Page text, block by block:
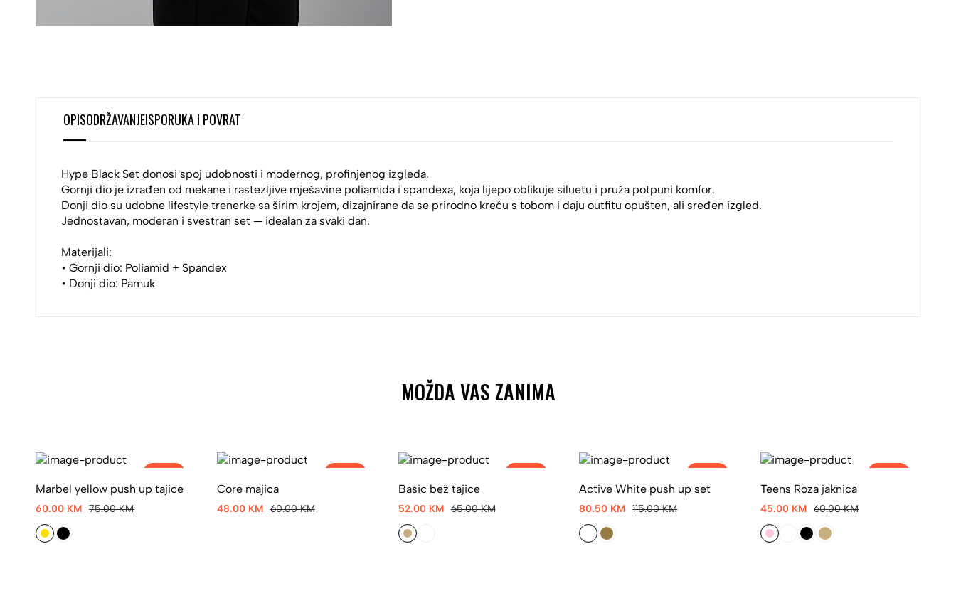
OPISODRŽAVANJEISPORUKA I POVRAT
Hype Black Set donosi spoj udobnosti i modernog, profinjenog izgleda.
Gornji dio je izrađen od mekane i rastezljive mješavine poliamida i spandexa, koja lijepo oblikuje siluetu i pruža potpuni komfor.
Donji dio su udobne lifestyle trenerke sa širim krojem, dizajnirane da se prirodno kreću s tobom i daju outfitu opušten, ali sređen izgled.
Jednostavan, moderan i svestran set — idealan za svaki dan.
Materijali:
• Gornji dio: Poliamid + Spandex
• Donji dio: Pamuk
MOŽDA VAS ZANIMA
Marbel yellow push up tajice
60.00 KM 75.00 KM
Core majica
48.00 KM 60.00 KM
Basic bež tajice
52.00 KM 65.00 KM
Active White push up set
80.50 KM 115.00 KM
Teens Roza jaknica
45.00 KM 60.00 KM